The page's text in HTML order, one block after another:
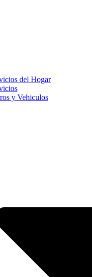
del Hogar
y Vehiculos